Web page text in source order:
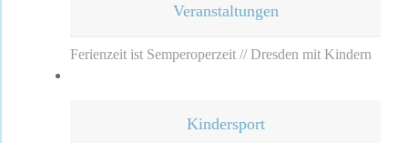
Veranstaltungen
Ferienzeit ist Semperoperzeit // Dresden mit Kindern
Kindersport